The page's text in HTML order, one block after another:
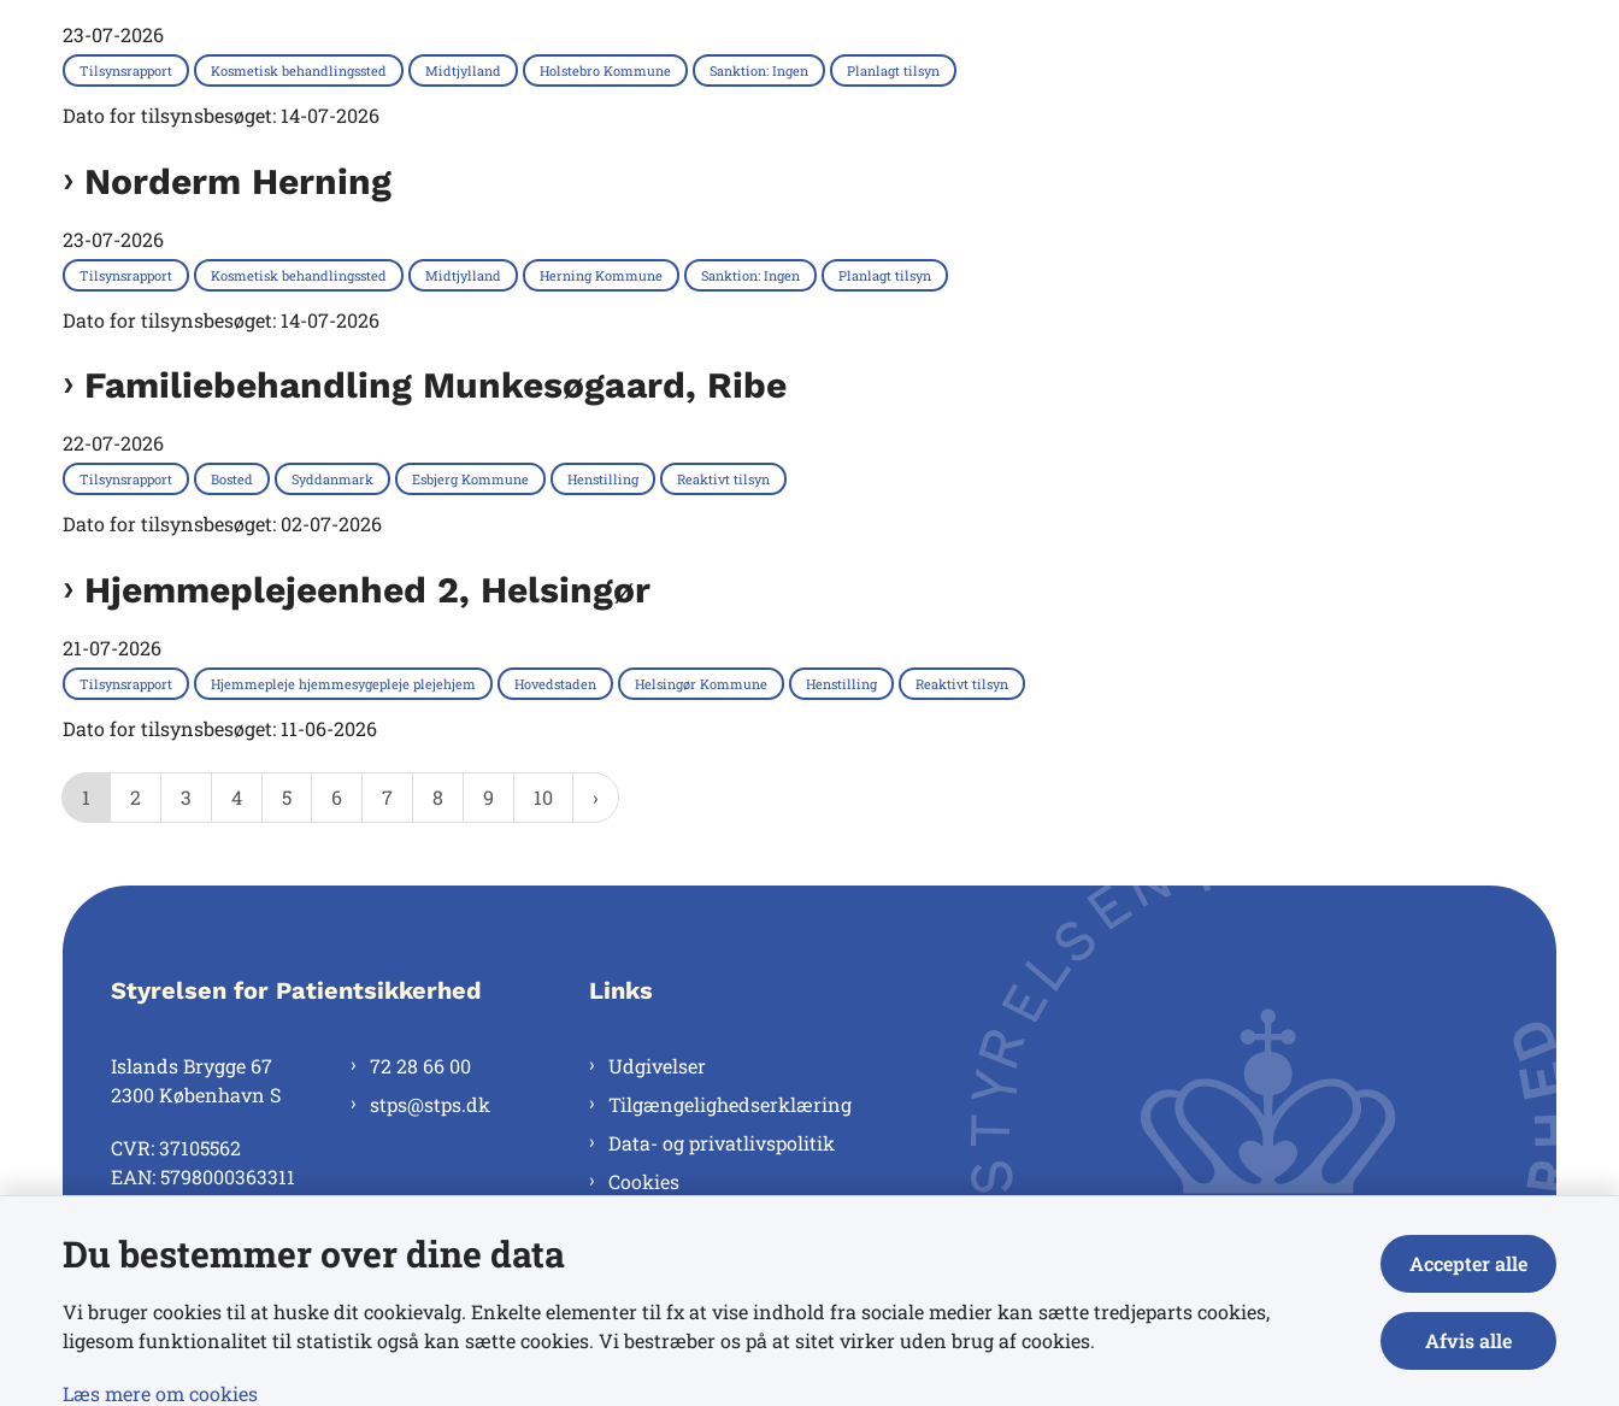
23-07-2026
Tilsynsrapport Kosmetisk behandlingssted Midtjylland Holstebro Kommune Sanktion: Ingen Planlagt tilsyn
Dato for tilsynsbesøget: 14-07-2026
Norderm Herning
23-07-2026
Tilsynsrapport Kosmetisk behandlingssted Midtjylland Herning Kommune Sanktion: Ingen Planlagt tilsyn
Dato for tilsynsbesøget: 14-07-2026
Familiebehandling Munkesøgaard, Ribe
22-07-2026
Tilsynsrapport Bosted Syddanmark Esbjerg Kommune Henstilling Reaktivt tilsyn
Dato for tilsynsbesøget: 02-07-2026
Hjemmeplejeenhed 2, Helsingør
21-07-2026
Tilsynsrapport Hjemmepleje hjemmesygepleje plejehjem Hovedstaden Helsingør Kommune Henstilling Reaktivt tilsyn
Dato for tilsynsbesøget: 11-06-2026
1 2 3 4 5 6 7 8 9 10
Styrelsen for Patientsikkerhed
Islands Brygge 67
2300 København S
CVR: 37105562
EAN: 5798000363311
72 28 66 00
stps@stps.dk
Se alle kontaktnumre
Links
Udgivelser
Tilgængelighedserklæring
Data- og privatlivspolitik
Cookies
Du bestemmer over dine data
Vi bruger cookies til at huske dit cookievalg. Enkelte elementer til fx at vise indhold fra sociale medier kan sætte tredjeparts cookies,
ligesom funktionalitet til statistik også kan sætte cookies. Vi bestræber os på at sitet virker uden brug af cookies.
Læs mere om cookies
Accepter alle
Afvis alle